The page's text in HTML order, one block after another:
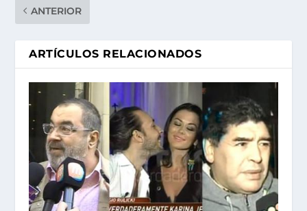
ANTERIOR
ARTÍCULOS RELACIONADOS